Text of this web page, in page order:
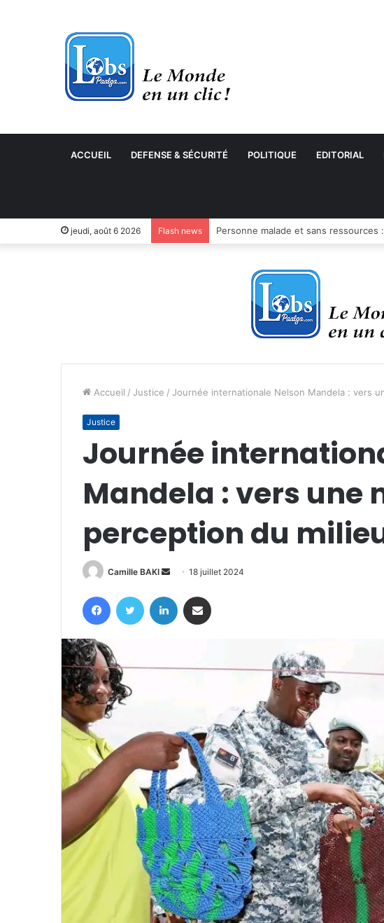
ACCUEIL DEFENSE & SÉCURITÉ POLITIQUE EDITORIAL
jeudi, août 6 2026 Flash news
Accueil / Justice / Journée internationale Nelson Mandela : vers
Justice
Journée
Mandela : vers une
perception du
Camille BAKI
Envoyer
courriel
18 juillet 2024
FacebookTwitter Linkedin